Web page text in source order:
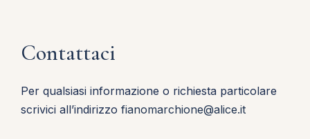
Contattaci
Per qualsiasi informazione o richiesta particolare
scrivici all’indirizzo fianomarchione@alice.it